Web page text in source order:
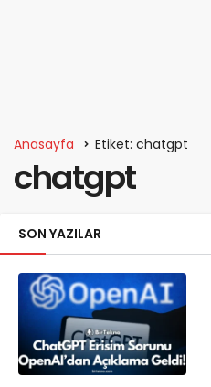
Anasayfa Etiket: chatgpt
chatgpt
SON YAZILAR